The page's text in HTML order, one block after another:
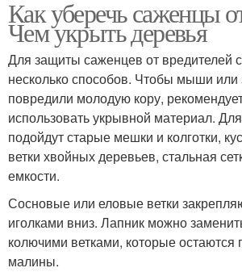
Как уберечь саженцы
Чем укрыть деревья
Для защиты саженцев от вредителей
несколько способов. Чтобы мыши
повредили молодую кору,
использовать укрывной материал.
подойдут старые мешки и колготки,
ветки хвойных деревьев, стальная
емкости.
Сосновые или еловые ветки
иголками вниз. Лапник можно
колючими ветками, которые остаются
малины.